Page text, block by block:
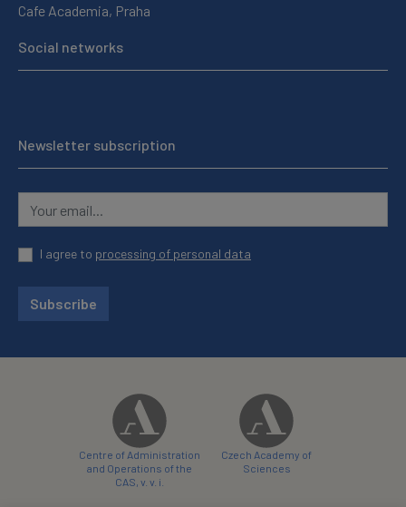
Cafe Academia, Praha
Social networks
Newsletter subscription
I agree to processing of personal data
Subscribe
Centre of Administration
and Operations of the
CAS, v. v. i.
Czech Academy of
Sciences